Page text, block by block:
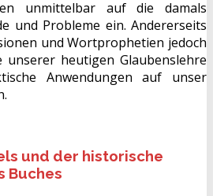
unmittelbar auf die damals
und Probleme ein. Andererseits
und Wortprophetien jedoch
unserer heutigen Glaubenslehre
Anwendungen auf unser
und der historische
Buches